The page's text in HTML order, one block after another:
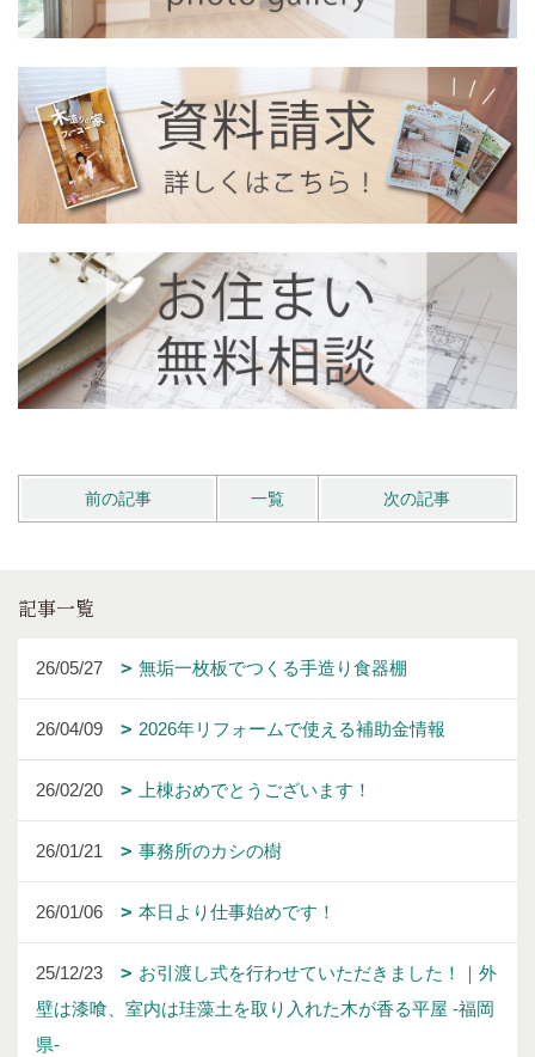
前の記事 一覧 次の記事
記事一覧
26/05/27 無垢一枚板でつくる手造り食器棚
26/04/09 2026年リフォームで使える補助金情報
26/02/20 上棟おめでとうございます！
26/01/21 事務所のカシの樹
26/01/06 本日より仕事始めです！
25/12/23
お引渡し式を行わせていただきました！｜外
壁は漆喰、室内は珪藻土を取り入れた木が香る平屋 -福岡
県-